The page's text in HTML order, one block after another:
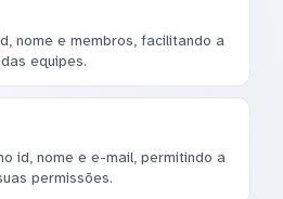
nome e membros, facilitando a
equipes.
id, nome e e-mail, permitindo a
permissões.